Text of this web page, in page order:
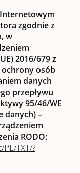
zgodnie z
w
2016/679 z
ochrony osób
danych
przepływu
95/46/WE
danych) –
RODO:
TXT/?